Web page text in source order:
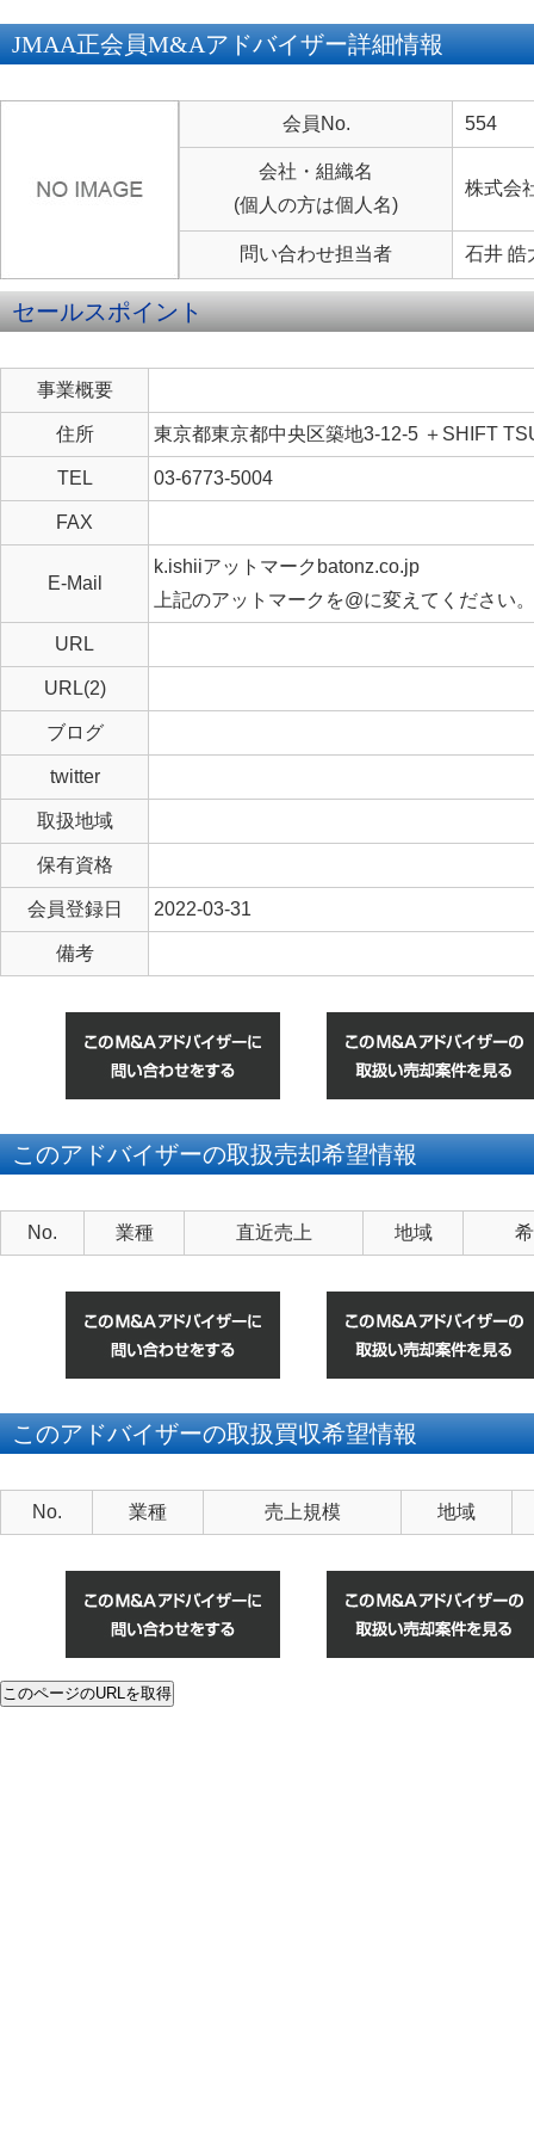
JMAA正会員M&Aアドバイザー詳細情報
会員No. 554
会社・組織名
(個人の方は個人名)
株式会
問い合わせ担当者 石井 皓
セールスポイント
事業概要
住所 東京都東京都中央区築地3-12-5 ＋SHIFT
TEL 03-6773-5004
FAX
E-Mail
k.ishiiアットマークbatonz.co.jp
上記のアットマークを@に変えてください。
URL
URL(2)
ブログ
twitter
取扱地域
保有資格
会員登録日 2022-03-31
備考
このアドバイザーの取扱売却希望情報
No. 業種 直近売上 地域
このアドバイザーの取扱買収希望情報
No. 業種 売上規模 地域